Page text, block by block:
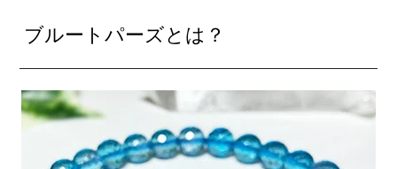
ブルートパーズとは？